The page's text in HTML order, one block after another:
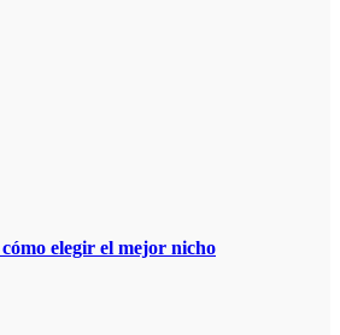
elegir el mejor nicho